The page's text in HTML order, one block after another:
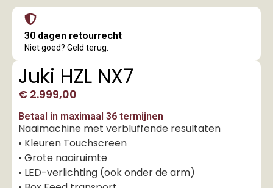
30 dagen retourrecht
Niet goed? Geld terug.
Juki HZL NX7
€ 2.999,00
Betaal in maximaal 36 termijnen
Naaimachine met verbluffende resultaten
• Kleuren Touchscreen
• Grote naairuimte
• LED-verlichting (ook onder de arm)